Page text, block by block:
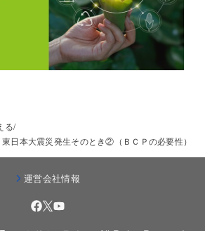
る
本大震災発生そのとき②（ＢＣＰの必要性）
運営会社情報